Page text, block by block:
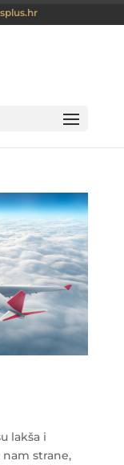
lakša i
strane,